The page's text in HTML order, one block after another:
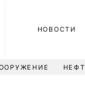
НОВОСТИ